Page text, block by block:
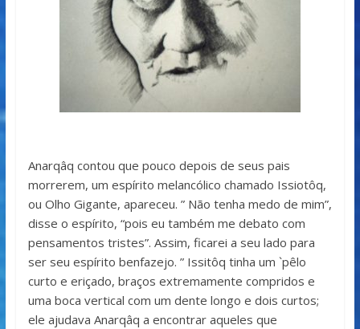
Anarqâq contou que pouco depois de seus pais
morrerem, um espírito melancólico chamado Issiotôq,
ou Olho Gigante, apareceu. ” Não tenha medo de mim”,
disse o espírito, “pois eu também me debato com
pensamentos tristes”. Assim, ficarei a seu lado para
ser seu espírito benfazejo. ” Issitôq tinha um `pêlo
curto e eriçado, braços extremamente compridos e
uma boca vertical com um dente longo e dois curtos;
ele ajudava Anarqâq a encontrar aqueles que